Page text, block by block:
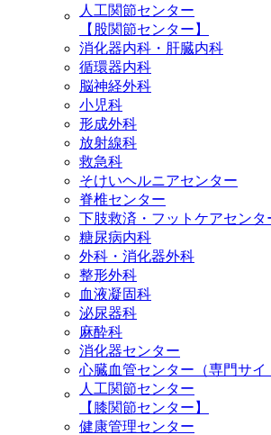
人工関節センター
【股関節センター】
消化器内科・肝臓内科
循環器内科
脳神経外科
小児科
形成外科
放射線科
救急科
そけいヘルニアセンター
脊椎センター
下肢救済・フットケアセンタ
糖尿病内科
外科・消化器外科
整形外科
血液凝固科
泌尿器科
麻酔科
消化器センター
心臓血管センター（専門サイ
人工関節センター
【膝関節センター】
健康管理センター